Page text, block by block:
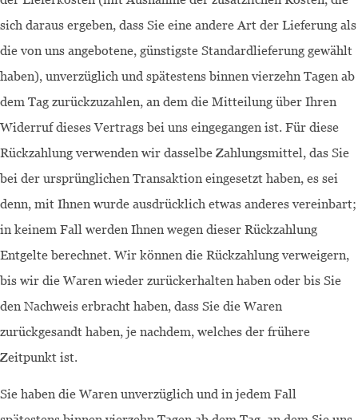
sich daraus ergeben, dass Sie eine andere Art der Lieferung als
die von uns angebotene, günstigste Standardlieferung gewählt
haben), unverzüglich und spätestens binnen vierzehn Tagen ab
dem Tag zurückzuzahlen, an dem die Mitteilung über Ihren
Widerruf dieses Vertrags bei uns eingegangen ist. Für diese
Rückzahlung verwenden wir dasselbe Zahlungsmittel, das Sie
bei der ursprünglichen Transaktion eingesetzt haben, es sei
denn, mit Ihnen wurde ausdrücklich etwas anderes vereinbart;
in keinem Fall werden Ihnen wegen dieser Rückzahlung
Entgelte berechnet. Wir können die Rückzahlung verweigern,
bis wir die Waren wieder zurückerhalten haben oder bis Sie
den Nachweis erbracht haben, dass Sie die Waren
zurückgesandt haben, je nachdem, welches der frühere
Zeitpunkt ist.
Sie haben die Waren unverzüglich und in jedem Fall